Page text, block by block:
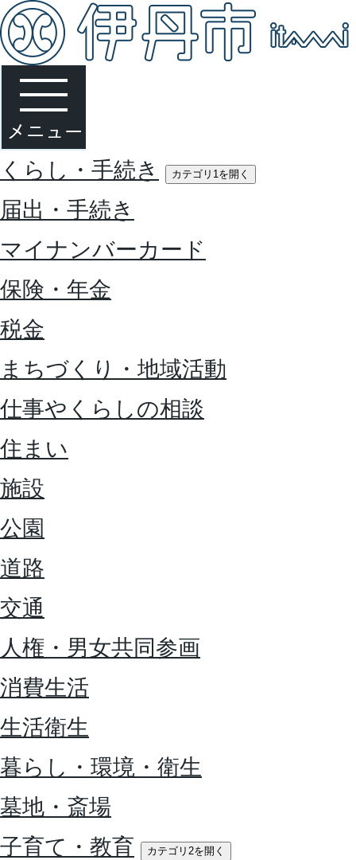
くらし・手続き カテゴリ1を開く
届出・手続き
マイナンバーカード
保険・年金
税金
まちづくり・地域活動
仕事やくらしの相談
住まい
施設
公園
道路
交通
人権・男女共同参画
消費生活
生活衛生
暮らし・環境・衛生
墓地・斎場
子育て・教育
カテゴリ2を開く